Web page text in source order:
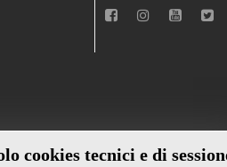
cookies tecnici e di